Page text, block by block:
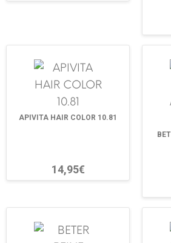
APIVITA HAIR COLOR 10.81
14,95€